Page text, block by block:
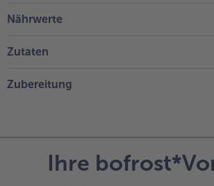
Nährwerte
Zutaten
Zubereitung
Ihre